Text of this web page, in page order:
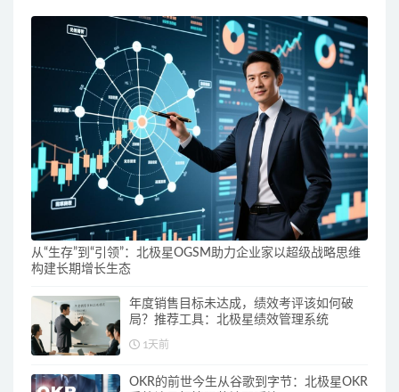
从“生存”到“引领”：北极星OGSM助力企业家以超级战略思维
构建长期增长生态
年度销售目标未达成，绩效考评该如何破
局？推荐工具：北极星绩效管理系统
1天前
OKR的前世今生从谷歌到字节：北极星OKR